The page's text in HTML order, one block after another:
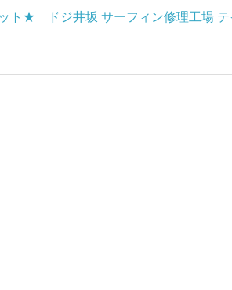
ト★ ドジ井坂 サーフィン修理工場 テ